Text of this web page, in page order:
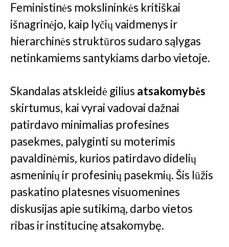
Feministinės mokslininkės kritiškai
išnagrinėjo, kaip lyčių vaidmenys ir
hierarchinės struktūros sudaro sąlygas
netinkamiems santykiams darbo vietoje.
Skandalas atskleidė gilius atsakomybės
skirtumus, kai vyrai vadovai dažnai
patirdavo minimalias profesines
pasekmes, palyginti su moterimis
pavaldinėmis, kurios patirdavo didelių
asmeninių ir profesinių pasekmių. Šis lūžis
paskatino platesnes visuomenines
diskusijas apie sutikimą, darbo vietos
ribas ir institucinę atsakomybę.